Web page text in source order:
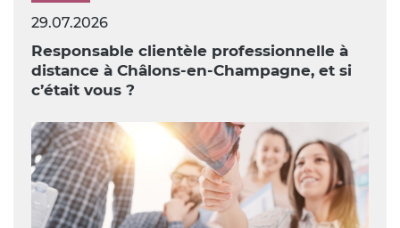
29.07.2026
Responsable clientèle professionnelle à
distance à Châlons-en-Champagne, et si
c’était vous ?